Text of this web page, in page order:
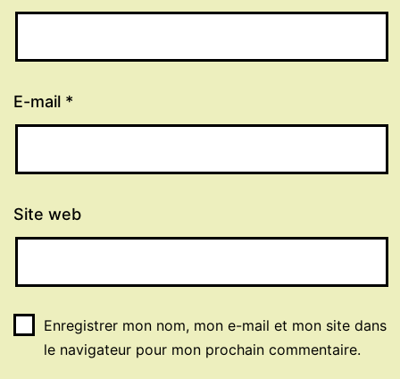
E-mail *
Site web
Enregistrer mon nom, mon e-mail et mon site dans
le navigateur pour mon prochain commentaire.